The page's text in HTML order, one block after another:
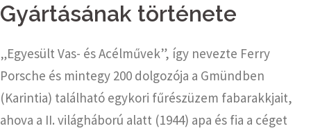
Gyártásának története
„Egyesült Vas- és Acélművek”, így nevezte Ferry
Porsche és mintegy 200 dolgozója a Gmündben
(Karintia) található egykori fűrészüzem fabarakkjait,
ahova a II. világháború alatt (1944) apa és fia a céget